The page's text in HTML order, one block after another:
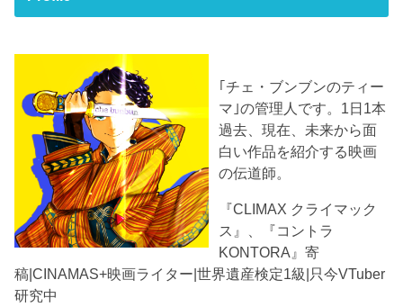
｢チェ・ブンブンのティー
マ｣の管理人です。1日1本
過去、現在、未来から面
白い作品を紹介する映画
の伝道師。
『CLIMAX クライマック
ス』、『コントラ
KONTORA』寄
稿|CINAMAS+映画ライター|世界遺産検定1級|只今VTuber
研究中